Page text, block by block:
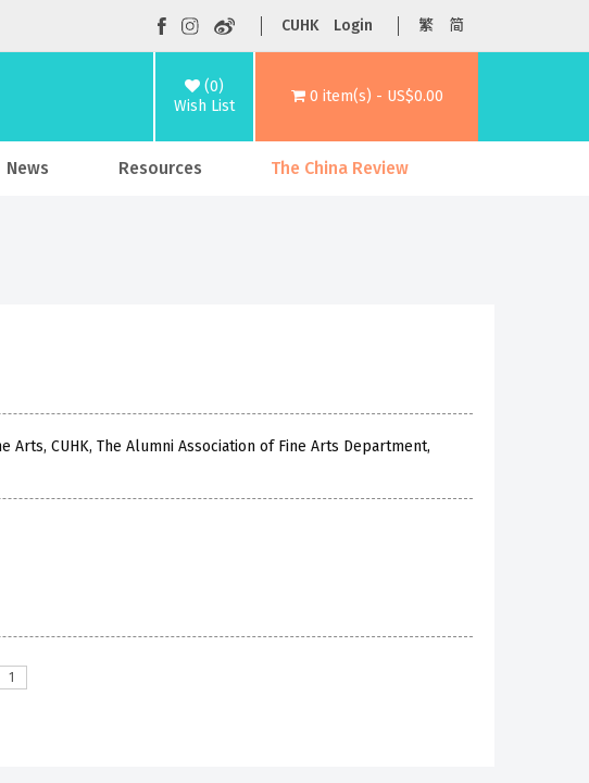
CUHK Login 繁 简
(0)
Wish List
0 item(s) - US$0.00
News Resources The China Review
Arts, CUHK, The Alumni Association of Fine Arts Department,